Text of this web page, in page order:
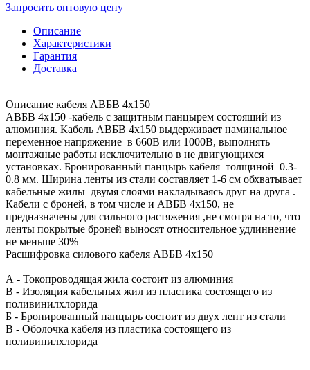
Запросить оптовую цену
Описание
Характеристики
Гарантия
Доставка
Описание кабеля АВБВ 4х150
АВБВ 4х150 -кабель с защитным панцырем состоящий из
алюминия. Кабель АВБВ 4х150 выдерживает наминальное
переменное напряжение в 660В или 1000В, выполнять
монтажные работы исключительно в не двигующихся
установках. Бронированный панцырь кабеля толщиной 0.3-
0.8 мм. Ширина ленты из стали составляет 1-6 см обхватывает
кабельные жилы двумя слоями накладываясь друг на друга .
Кабели с броней, в том числе и АВБВ 4х150, не
предназначены для сильного растяжения ,не смотря на то, что
ленты покрытые броней выносят относительное удлиннение
не меньше 30%
Расшифровка силового кабеля АВБВ 4х150
А - Токопроводящая жила состоит из алюминия
В - Изоляция кабельных жил из пластика состоящего из
поливинилхлорида
Б - Бронированный панцырь состоит из двух лент из стали
В - Оболочка кабеля из пластика состоящего из
поливинилхлорида